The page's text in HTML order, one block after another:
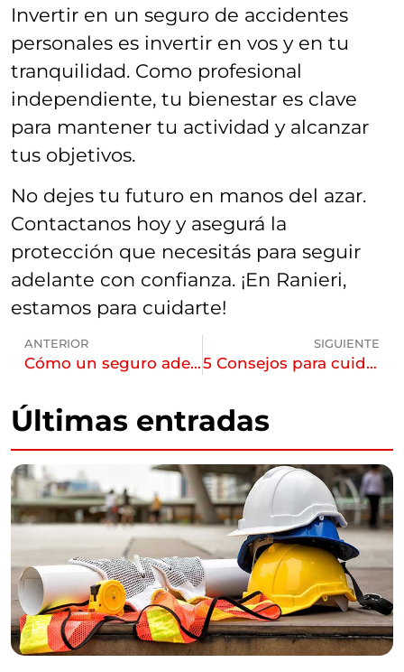
Invertir en un seguro de accidentes
personales es invertir en vos y en tu
tranquilidad. Como profesional
independiente, tu bienestar es clave
para mantener tu actividad y alcanzar
tus objetivos.
No dejes tu futuro en manos del azar.
Contactanos hoy y asegurá la
protección que necesitás para seguir
adelante con confianza. ¡En Ranieri,
estamos para cuidarte!
ANTERIOR
Cómo un seguro adecuado puede marcar la diferencia en tu negocio
SIGUIENTE
5 Consejos para cuidar tu auto en este verano
Últimas entradas